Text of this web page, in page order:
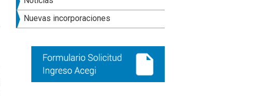
principal
Nuevas incorporaciones